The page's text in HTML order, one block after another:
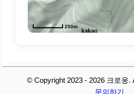
250m
© Copyright 2023 - 2026 크로웅.
문의하기